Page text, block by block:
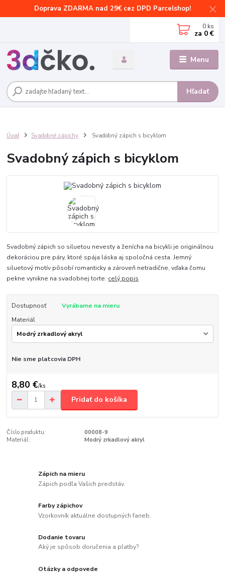
Doprava ZDARMA nad 29€ cez DPD Parcelshop!
Menu
Hľadať
0 ks
za 0 €
Úvod Svadobné zápichy Svadobný zápich s bicyklom
Svadobný zápich s bicyklom
Svadobný zápich so siluetou nevesty a ženícha na bicykli je originálnou
dekoráciou pre páry, ktoré spája láska aj spoločná cesta. Jemný
siluetový motív pôsobí romanticky a zároveň netradične, vďaka čomu
pekne vynikne na svadobnej torte. celý popis
Dostupnosť
Vyrábame na mieru
Materiál
Nie sme platcovia DPH
8,80 €/ks
Pridať do košíka
Číslo produktu:
00008-9
Materiál:
Modrý zrkadlový akryl
Zápich na mieru
Zápich podľa Vašich predstáv.
Farby zápichov
Vzorkovník aktuálne dostupných farieb.
Dodanie tovaru
Aký je spôsob doručenia a platby?
Otázky a odpovede